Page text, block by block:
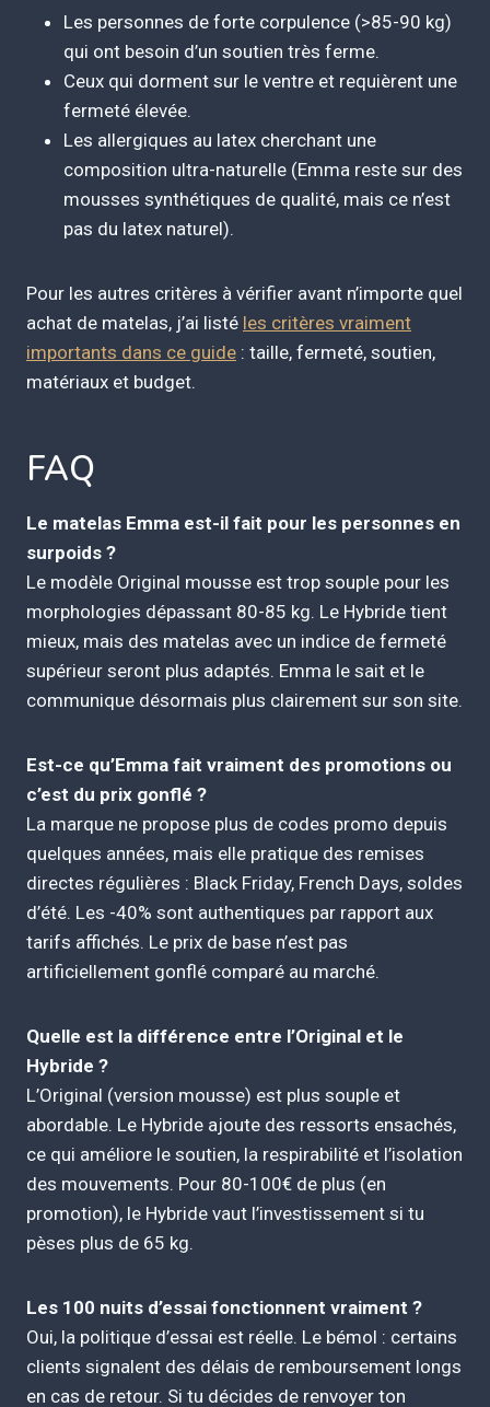
Les personnes de forte corpulence (>85-90 kg)
qui ont besoin d’un soutien très ferme.
Ceux qui dorment sur le ventre et requièrent une
fermeté élevée.
Les allergiques au latex cherchant une
composition ultra-naturelle (Emma reste sur des
mousses synthétiques de qualité, mais ce n’est
pas du latex naturel).
Pour les autres critères à vérifier avant n’importe quel
achat de matelas, j’ai listé les critères vraiment
importants dans ce guide : taille, fermeté, soutien,
matériaux et budget.
FAQ
Le matelas Emma est-il fait pour les personnes en
surpoids ?
Le modèle Original mousse est trop souple pour les
morphologies dépassant 80-85 kg. Le Hybride tient
mieux, mais des matelas avec un indice de fermeté
supérieur seront plus adaptés. Emma le sait et le
communique désormais plus clairement sur son site.
Est-ce qu’Emma fait vraiment des promotions ou
c’est du prix gonflé ?
La marque ne propose plus de codes promo depuis
quelques années, mais elle pratique des remises
directes régulières : Black Friday, French Days, soldes
d’été. Les -40% sont authentiques par rapport aux
tarifs affichés. Le prix de base n’est pas
artificiellement gonflé comparé au marché.
Quelle est la différence entre l’Original et le
Hybride ?
L’Original (version mousse) est plus souple et
abordable. Le Hybride ajoute des ressorts ensachés,
ce qui améliore le soutien, la respirabilité et l’isolation
des mouvements. Pour 80-100€ de plus (en
promotion), le Hybride vaut l’investissement si tu
pèses plus de 65 kg.
Les 100 nuits d’essai fonctionnent vraiment ?
Oui, la politique d’essai est réelle. Le bémol : certains
clients signalent des délais de remboursement longs
en cas de retour. Si tu décides de renvoyer ton